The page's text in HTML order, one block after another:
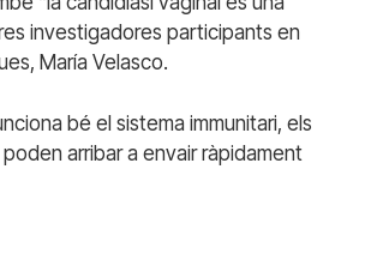
investigadores participants en
María Velasco.
bé el sistema immunitari, els
arribar a envair ràpidament